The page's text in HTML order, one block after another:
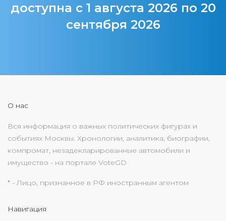
доступна с 1 августа 2026 по 20
сентября 2026
О нас
Вся информация о важных политических фигурах и
событиях Москвы. Хронологии, аналитика, биографии,
компромат, незадекларированные автомобили и
имущество - на портале VoteGD
* - Лицо, признанное в РФ иностранным агентом
Навигация